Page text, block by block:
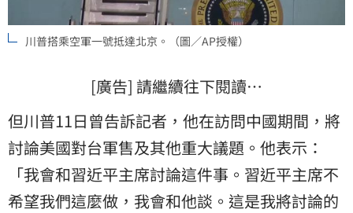
川普搭乘空軍一號抵達北京。（圖／AP授權）
[廣告] 請繼續往下閱讀…
但川普11日曾告訴記者，他在訪問中國期間，將
討論美國對台軍售及其他重大議題。他表示：
「我會和習近平主席討論這件事。習近平主席不
希望我們這麼做，我會和他談。這是我將討論的